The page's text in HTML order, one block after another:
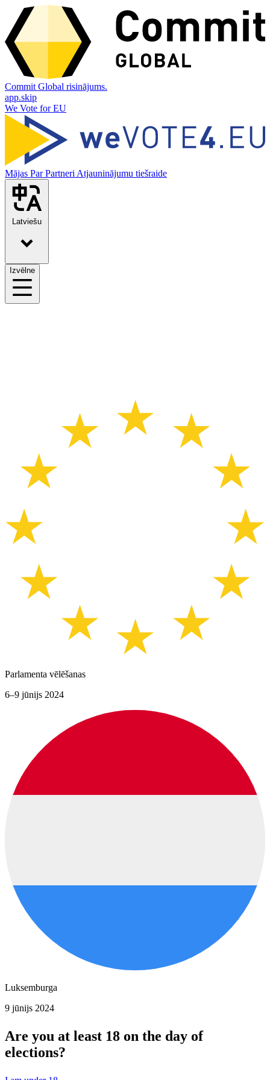
Commit Global risinājums.
app.skip
We Vote for EU
Mājas ParPartneri Atjauninājumu tiešraide
Latviešu
Izvēlne
Parlamenta vēlēšanas
6–9 jūnijs 2024
Luksemburga
9 jūnijs 2024
Are you at least 18 on the day of
elections?